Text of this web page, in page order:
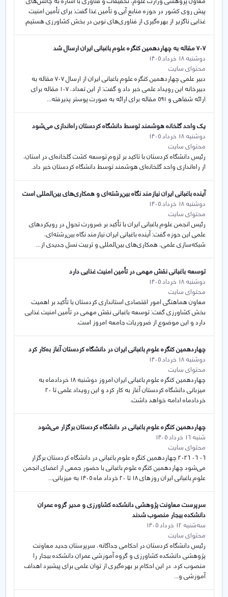
پیش روی کشور در حوزه منابع آبی و تأمین غذا گفت: برای تأمین امنیت
غذایی ناگزیر از بهره‌گیری از فناوری‌های نوین در بخش کشاورزی هستیم.
۷۰۷ مقاله به چهاردهمین کنگره علوم باغبانی ایران ارسال شد
دوشنبه 18 خرداد 1405
محتوای سایت
دبیر علمی چهاردهمین کنگره علوم باغبانی ایران از ارسال ۷۰۷ مقاله به
دبیرخانه این رویداد علمی خبر داد و گفت: از این تعداد، ۱۰۷ مقاله برای
ارائه شفاهی و ۵۹۱ مقاله برای ارائه به صورت پوستر پذیرفته...
یک واحد گلخانە هوشمند توسط دانشگاە کردستان راەاندازی می‌شود
دوشنبه 18 خرداد 1405
محتوای سایت
رئیس دانشگاە کردستان با تاکید بر لزوم توسعه کشت گلخانەای در استان،
از راەاندازی واحد گلخانە‌ای هوشمند توسط دانشگاە کردستان خبر داد.
آینده باغبانی ایران نیازمند نگاه بین‌رشته‌ای و همکاری‌های بین‌المللی است
دوشنبه 18 خرداد 1405
محتوای سایت
رئیس انجمن علوم باغبانی ایران با تأکید بر ضرورت تحول در رویکردهای
علمی این حوزه گفت: آینده باغبانی ایران نیازمند نگاه بین‌رشته‌ای،
شبکه‌سازی علمی، همکاری‌های بین‌المللی و تربیت نسل جدیدی از...
توسعه باغبانی نقش مهمی در تأمین امنیت غذایی دارد
دوشنبه 18 خرداد 1405
محتوای سایت
معاون هماهنگی امور اقتصادی استانداری کردستان با تأکید بر اهمیت
بخش کشاورزی گفت: توسعه باغبانی نقش مهمی در تأمین امنیت غذایی
دارد و این موضوع از ضروریات جامعه امروز است.
چهاردهمین کنگره علوم باغبانی ایران در دانشگاه کردستان آغاز بەکار کرد
دوشنبه 18 خرداد 1405
محتوای سایت
چهاردهمین کنگره علوم باغبانی ایران امروز دوشنبه ۱۸ خردادماه به
میزبانی دانشگاه کردستان آغاز به کار کرد و این رویداد علمی تا ۲۰
خردادماه ادامه خواهد داشت.
چهاردهمین کنگره علوم باغبانی در دانشگاه کردستان برگزار می‌شود
شنبه 16 خرداد 1405
محتوای سایت
06 06 2026 چهاردهمین کنگره علوم باغبانی در دانشگاه کردستان برگزار
می‌شود چهاردهمین کنگره علوم باغبانی با حضور جمعی از اعضای انجمن
علوم باغبانی ایران روزهای ۱۸ تا ۲۰ خرداد ماه ۱۴۰۵ به میزبانی...
سرپرست معاونت پژوهشی دانشکده کشاورزی و مدیر گروه عمران
دانشکده بیجار منصوب شدند
سه‌شنبه 12 خرداد 1405
محتوای سایت
رئیس دانشگاه کردستان در احکامی جداگانه، سرپرستان جدید معاونت
پژوهشی دانشکده کشاورزی و گروه آموزشی عمران دانشکده بیجار را
منصوب کرد. در این احکام بر بهره‌گیری از توان علمی برای پیشبرد اهداف
آموزشی و...